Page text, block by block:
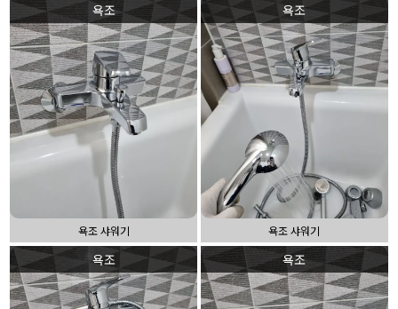
욕조
욕조 샤워기
욕조
욕조 샤워기
욕조 욕조